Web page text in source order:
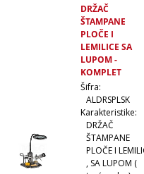
DRŽAČ
ŠTAMPANE
PLOČE I
LEMILICE SA
LUPOM -
KOMPLET
Šifra:
ALDRSPLSK
Karakteristike:
DRŽAČ
ŠTAMPANE
PLOČE I
, SA LUPOM (